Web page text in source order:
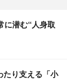
に潜む“人身取
たり支える「小